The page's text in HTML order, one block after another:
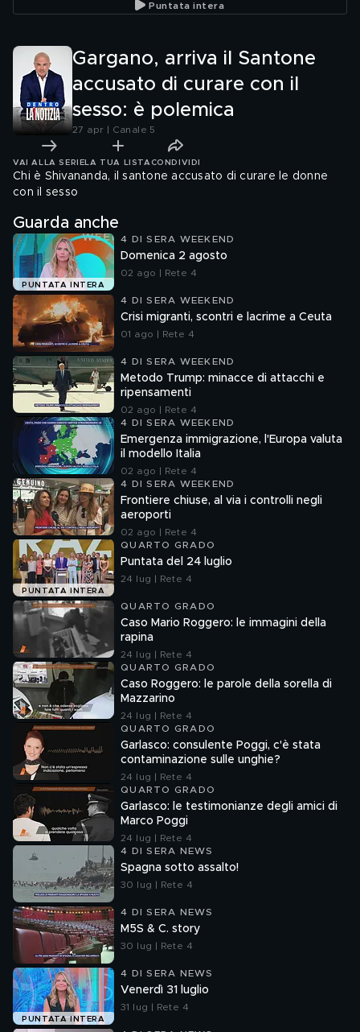
pitone
Puntata intera
Gargano, arriva il Santone
accusato di curare con il
sesso: è polemica
27 apr | Canale 5
VAI ALLA SERIE LA TUA LISTA CONDIVIDI
Chi è Shivananda, il santone accusato di curare le donne
con il sesso
Guarda anche
PUNTATA INTERA
4 DI SERA WEEKEND
Domenica 2 agosto
02 ago | Rete 4
4 DI SERA WEEKEND
Crisi migranti, scontri e lacrime a Ceuta
01 ago | Rete 4
4 DI SERA WEEKEND
Metodo Trump: minacce di attacchi e
ripensamenti
02 ago | Rete 4
4 DI SERA WEEKEND
Emergenza immigrazione, l'Europa valuta
il modello Italia
02 ago | Rete 4
4 DI SERA WEEKEND
Frontiere chiuse, al via i controlli negli
aeroporti
02 ago | Rete 4
PUNTATA INTERA
QUARTO GRADO
Puntata del 24 luglio
24 lug | Rete 4
QUARTO GRADO
Caso Mario Roggero: le immagini della
rapina
24 lug | Rete 4
QUARTO GRADO
Caso Roggero: le parole della sorella di
Mazzarino
24 lug | Rete 4
QUARTO GRADO
Garlasco: consulente Poggi, c'è stata
contaminazione sulle unghie?
24 lug | Rete 4
QUARTO GRADO
Garlasco: le testimonianze degli amici di
Marco Poggi
24 lug | Rete 4
4 DI SERA NEWS
Spagna sotto assalto!
30 lug | Rete 4
4 DI SERA NEWS
M5S & C. story
30 lug | Rete 4
PUNTATA INTERA
4 DI SERA NEWS
Venerdì 31 luglio
31 lug | Rete 4